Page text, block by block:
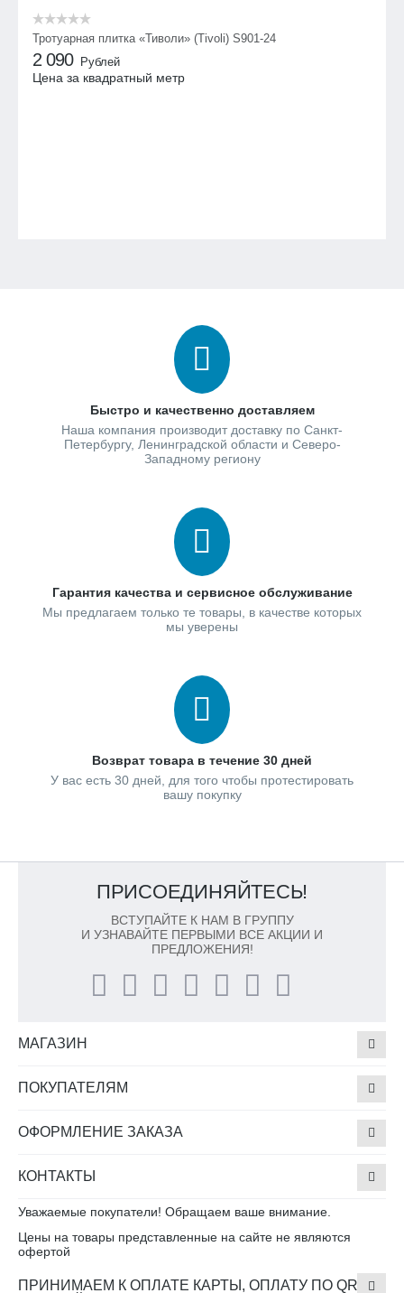
Тротуарная плитка «Тиволи» (Tivoli) S901-24
2 090 Рублей
Цена за квадратный метр
Быстро и качественно доставляем
Наша компания производит доставку по Санкт-
Петербургу, Ленинградской области и Северо-
Западному региону
Гарантия качества и сервисное обслуживание
Мы предлагаем только те товары, в качестве которых
мы уверены
Возврат товара в течение 30 дней
У вас есть 30 дней, для того чтобы протестировать
вашу покупку
ПРИСОЕДИНЯЙТЕСЬ!
ВСТУПАЙТЕ К НАМ В ГРУППУ
И УЗНАВАЙТЕ ПЕРВЫМИ ВСЕ АКЦИИ И
ПРЕДЛОЖЕНИЯ!
МАГАЗИН
ПОКУПАТЕЛЯМ
ОФОРМЛЕНИЕ ЗАКАЗА
КОНТАКТЫ
Уважаемые покупатели! Обращаем ваше внимание.
Цены на товары представленные на сайте не являются
офертой
ПРИНИМАЕМ К ОПЛАТЕ КАРТЫ, ОПЛАТУ ПО QR